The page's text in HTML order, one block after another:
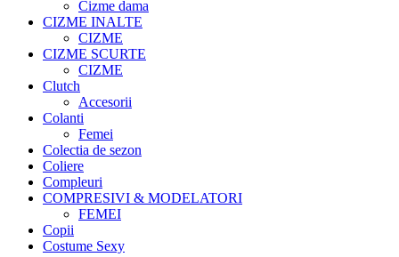
Cizme dama
CIZME INALTE
CIZME
CIZME SCURTE
CIZME
Clutch
Accesorii
Colanti
Femei
Colectia de sezon
Coliere
Compleuri
COMPRESIVI & MODELATORI
FEMEI
Copii
Costume Sexy